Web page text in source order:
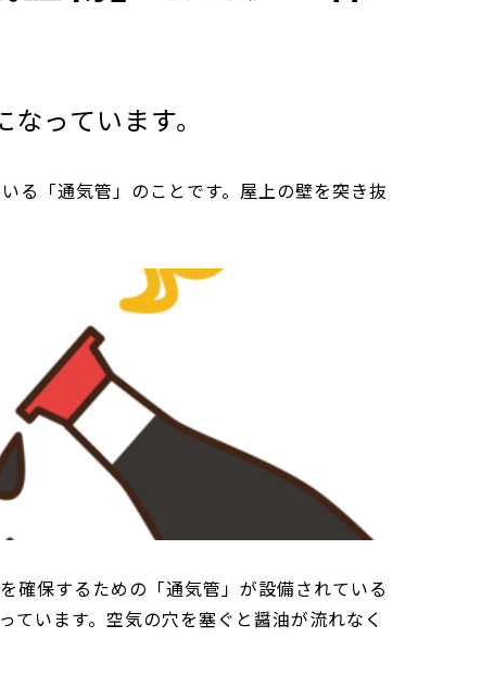
っています。
る「通気管」のことです。屋上の壁を突き抜
確保するための「通気管」が設備されている
います。空気の穴を塞ぐと醤油が流れなく